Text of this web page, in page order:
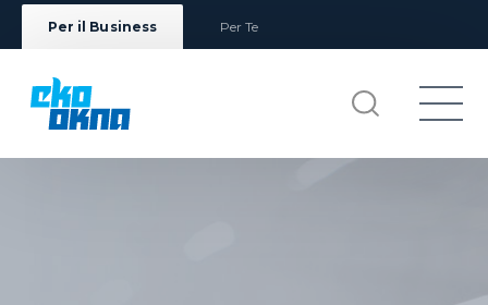
Per il Business Per Te